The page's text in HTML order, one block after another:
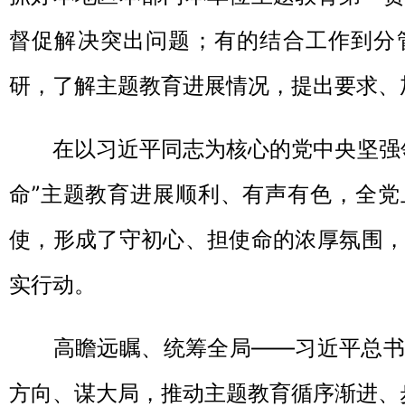
督促解决突出问题；有的结合工作到
研，了解主题教育进展情况，提出要求
在以习近平同志为核心的党中央坚强
命”主题教育进展顺利、有声有色，全
使，形成了守初心、担使命的浓厚氛围
实行动。
高瞻远瞩、统筹全局——习近平总书
方向、谋大局，推动主题教育循序渐进